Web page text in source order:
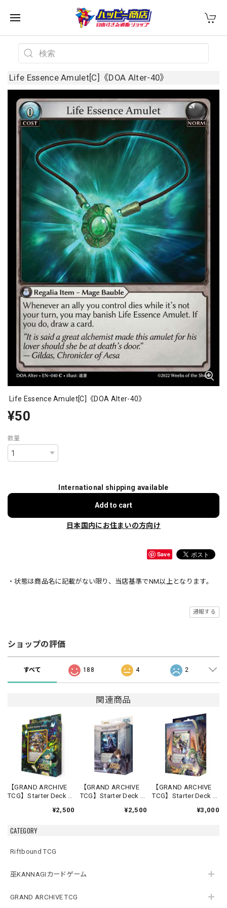
CATEGORY
Riftbound TCG
巫KANNAGIカードゲーム
GRAND ARCHIVE TCG
Life Essence Amulet[C]《DOA Alter-40》
Life Essence Amulet[C]《DOA Alter-40》
¥50
数量
International shipping available
Add to cart
日本国内にお住まいの方向け
Save
・状態は商品名に記載がない限り、当店基準でNM以上となります。
通報する
ショップの評価
すべて 188 4 2
関連商品
【GRAND ARCHIVE
TCG】Starter Deck -
Ashes】《英語版》
¥2,500
【GRAND ARCHIVE
TCG】Starter Deck -
Ashes】《英語版》
¥2,500
【GRAND ARCHIVE
TCG】Starter Deck -
Ashes】《英語版》
¥3,000